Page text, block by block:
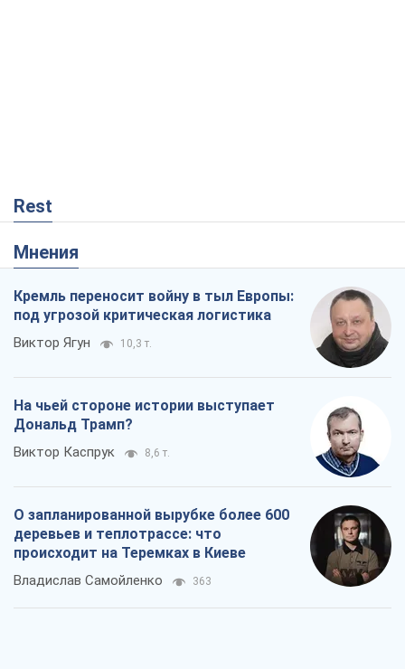
Rest
Мнения
Кремль переносит войну в тыл Европы:
под угрозой критическая логистика
Виктор Ягун 10,3 т.
На чьей стороне истории выступает
Дональд Трамп?
Виктор Каспрук 8,6 т.
О запланированной вырубке более 600
деревьев и теплотрассе: что
происходит на Теремках в Киеве
Владислав Самойленко 363